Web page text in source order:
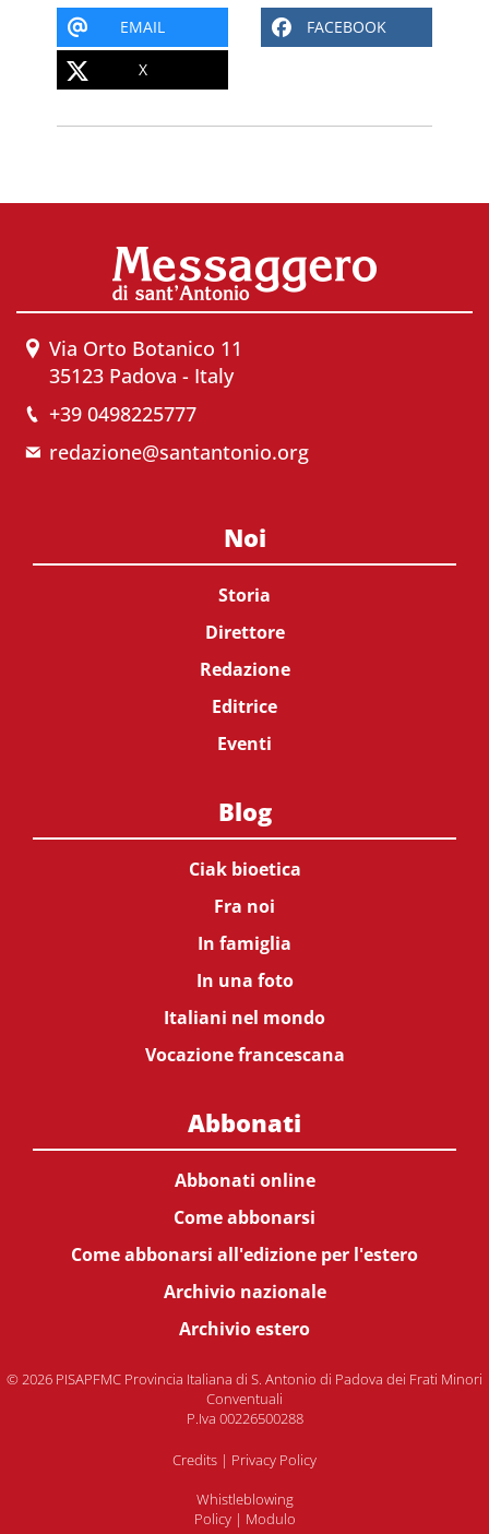
EMAIL FACEBOOK
X
Via Orto Botanico 11
35123 Padova - Italy
+39 0498225777
redazione@santantonio.org
Noi
Storia
Direttore
Redazione
Editrice
Eventi
Blog
Ciak bioetica
Fra noi
In famiglia
In una foto
Italiani nel mondo
Vocazione francescana
Abbonati
Abbonati online
Come abbonarsi
Come abbonarsi all'edizione per l'estero
Archivio nazionale
Archivio estero
© 2026 PISAPFMC Provincia Italiana di S. Antonio di Padova dei Frati Minori
Conventuali
P.Iva 00226500288
Credits | Privacy Policy
Whistleblowing
Policy| Modulo